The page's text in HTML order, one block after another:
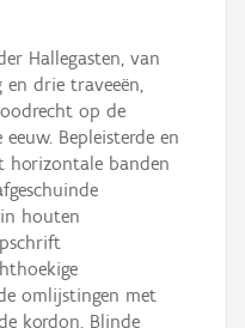
Hallegasten, van
drie traveeën,
op de
Bepleisterde en
horizontale banden
houten
omlijstingen met
kordon. Blinde